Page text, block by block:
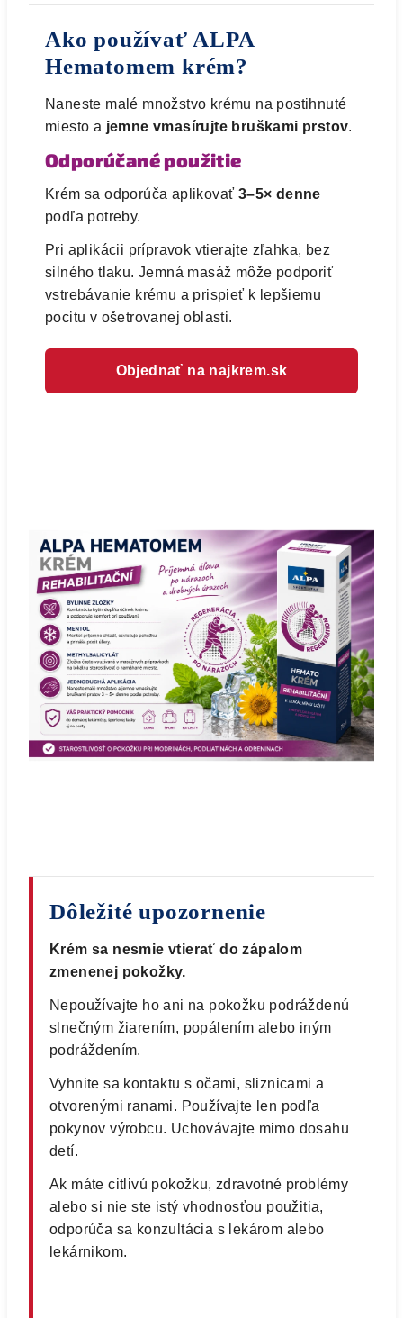
Ako používať ALPA
Hematomem krém?
Naneste malé množstvo krému na postihnuté
miesto a jemne vmasírujte bruškami prstov.
Odporúčané použitie
Krém sa odporúča aplikovať 3–5× denne
podľa potreby.
Pri aplikácii prípravok vtierajte zľahka, bez
silného tlaku. Jemná masáž môže podporiť
vstrebávanie krému a prispieť k lepšiemu
pocitu v ošetrovanej oblasti.
Objednať na najkrem.sk
Dôležité upozornenie
Krém sa nesmie vtierať do zápalom
zmenenej pokožky.
Nepoužívajte ho ani na pokožku podráždenú
slnečným žiarením, popálením alebo iným
podráždením.
Vyhnite sa kontaktu s očami, sliznicami a
otvorenými ranami. Používajte len podľa
pokynov výrobcu. Uchovávajte mimo dosahu
detí.
Ak máte citlivú pokožku, zdravotné problémy
alebo si nie ste istý vhodnosťou použitia,
odporúča sa konzultácia s lekárom alebo
lekárnikom.